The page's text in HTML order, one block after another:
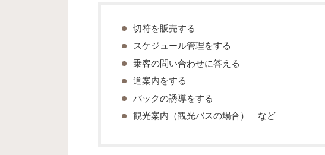
切符を販売する
スケジュール管理をする
乗客の問い合わせに答える
道案内をする
バックの誘導をする
観光案内（観光バスの場合） など